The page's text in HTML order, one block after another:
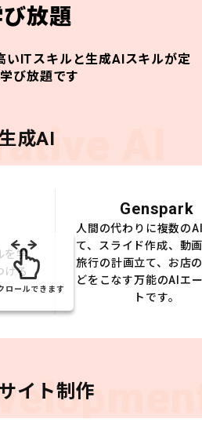
放題
いITスキルと生成AIスキルが定
び放題です
AI
成AI
を学
ける
Genspark
人間の代わりに複数の
て、スライド作成、動
旅行の計画立て、お店
どをこなす万能のAIエ
トです。
ロールできます
イト制作